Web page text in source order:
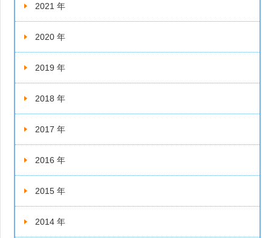
2021 年
2020 年
2019 年
2018 年
2017 年
2016 年
2015 年
2014 年